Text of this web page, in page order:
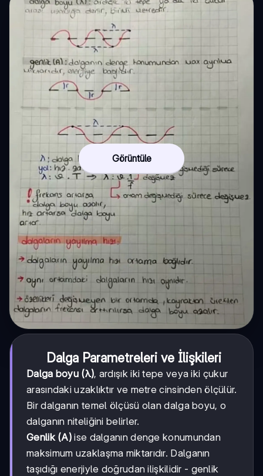
Görüntüle
Dalga Parametreleri ve İlişkileri
Dalga boyu (λ), ardışık iki tepe veya iki çukur
arasındaki uzaklıktır ve metre cinsinden ölçülür.
Bir dalganın temel ölçüsü olan dalga boyu, o
dalganın niteliğini belirler.
Genlik (A) ise dalganın denge konumundan
maksimum uzaklaşma miktarıdır. Dalganın
taşıdığı enerjiyle doğrudan ilişkilidir - genlik